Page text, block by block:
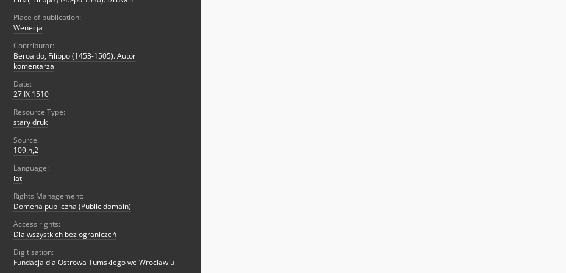
Place of publication:
Wenecja
Contributor:
Beroaldo, Filippo (1453-1505). Autor
komentarza
Date:
27 IX 1510
Resource Type:
stary druk
Source:
109.n,2
Language:
lat
Rights Management:
Domena publiczna (Public domain)
Access rights:
Dla wszystkich bez ograniczeń
Digitisation:
Fundacja dla Ostrowa Tumskiego we Wrocławiu